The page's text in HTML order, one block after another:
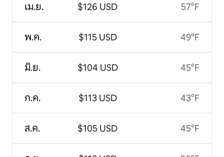
เม.ย.
พ.ค.
มิ.ย.
ก.ค.
ส.ค.
$126 USD
$115 USD
$104 USD
$113 USD
$105 USD
57°F
49°F
45°F
43°F
45°F